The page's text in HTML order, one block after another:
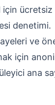
ücretsiz
denetimi.
ve
için
ana